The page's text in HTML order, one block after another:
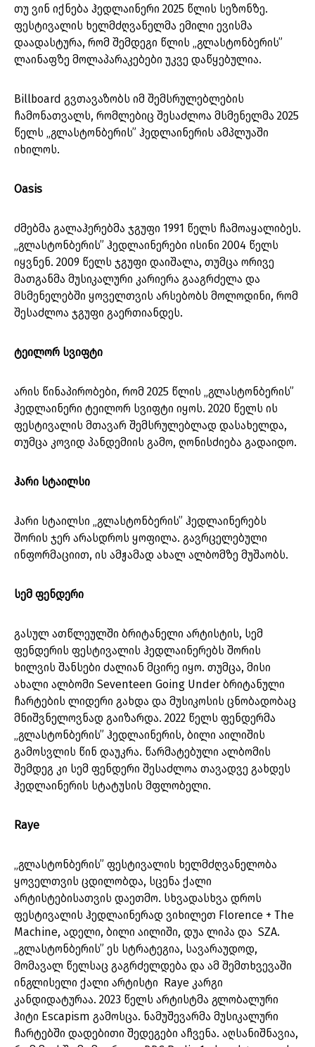
თუ ვინ იქნება ჰედლაინერი 2025 წლის სეზონზე.
ფესტივალის ხელმძღვანელმა ემილი ევისმა
დაადასტურა, რომ შემდეგი წლის „გლასტონბერის”
ლაინაფზე მოლაპარაკებები უკვე დაწყებულია.
Billboard გვთავაზობს იმ შემსრულებლების
ჩამონათვალს, რომლებიც შესაძლოა მსმენელმა 2025
წელს „გლასტონბერის” ჰედლაინერის ამპლუაში
იხილოს.
Oasis
ძმებმა გალაჰერებმა ჯგუფი 1991 წელს ჩამოაყალიბეს.
„გლასტონბერის” ჰედლაინერები ისინი 2004 წელს
იყვნენ. 2009 წელს ჯგუფი დაიშალა, თუმცა ორივე
მათგანმა მუსიკალური კარიერა გააგრძელა და
მსმენელებში ყოველთვის არსებობს მოლოდინი, რომ
შესაძლოა ჯგუფი გაერთიანდეს.
ტეილორ სვიფტი
არის წინაპირობები, რომ 2025 წლის „გლასტონბერის”
ჰედლაინერი ტეილორ სვიფტი იყოს. 2020 წელს ის
ფესტივალის მთავარ შემსრულებლად დასახელდა,
თუმცა კოვიდ პანდემიის გამო, ღონისძიება გადაიდო.
ჰარი სტაილსი
ჰარი სტაილსი „გლასტონბერის” ჰედლაინერებს
შორის ჯერ არასდროს ყოფილა. გავრცელებული
ინფორმაციით, ის ამჟამად ახალ ალბომზე მუშაობს.
სემ ფენდერი
გასულ ათწლეულში ბრიტანელი არტისტის, სემ
ფენდერის ფესტივალის ჰედლაინერებს შორის
ხილვის შანსები ძალიან მცირე იყო. თუმცა, მისი
ახალი ალბომი Seventeen Going Under ბრიტანული
ჩარტების ლიდერი გახდა და მუსიკოსის ცნობადობაც
მნიშვნელოვნად გაიზარდა. 2022 წელს ფენდერმა
„გლასტონბერის” ჰედლაინერის, ბილი აილიშის
გამოსვლის წინ დაუკრა. წარმატებული ალბომის
შემდეგ კი სემ ფენდერი შესაძლოა თავადვე გახდეს
ჰედლაინერის სტატუსის მფლობელი.
Raye
„გლასტონბერის” ფესტივალის ხელმძღვანელობა
ყოველთვის ცდილობდა, სცენა ქალი
არტისტებისათვის დაეთმო. სხვადასხვა დროს
ფესტივალის ჰედლაინერად ვიხილეთ Florence + The
Machine, ადელი, ბილი აილიში, დუა ლიპა და SZA.
„გლასტონბერის” ეს სტრატეგია, სავარაუდოდ,
მომავალ წელსაც გაგრძელდება და ამ შემთხვევაში
ინგლისელი ქალი არტისტი Raye კარგი
კანდიდატურაა. 2023 წელს არტისტმა გლობალური
ჰიტი Escapism გამოსცა. ნამუშევარმა მუსიკალური
ჩარტებში დადებითი შედეგები აჩვენა. აღსანიშნავია,